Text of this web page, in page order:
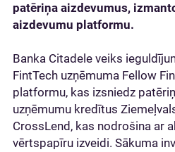
patēriņa aizdevumus,
aizdevumu platformu.
Banka Citadele veiks
FintTech uzņēmuma Fellow
platformu, kas izsniedz
uzņēmumu kredītus
CrossLend, kas nodrošina ar
vērtspapīru izveidi. Sākuma